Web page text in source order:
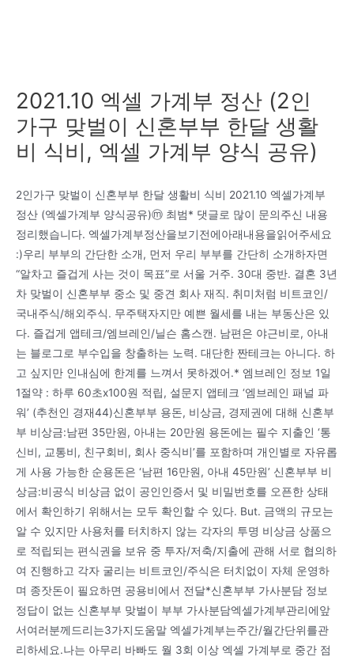
2021.10 엑셀 가계부 정산 (2인
가구 맞벌이 신혼부부 한달 생활
비 식비, 엑셀 가계부 양식 공유)
2인가구 맞벌이 신혼부부 한달 생활비 식비 2021.10 엑셀가계부
정산 (엑셀가계부 양식공유)ⓜ 최범* 댓글로 많이 문의주신 내용
정리했습니다. 엑셀가계부정산을보기전에아래내용을읽어주세요
:)우리 부부의 간단한 소개, 먼저 우리 부부를 간단히 소개하자면
“알차고 즐겁게 사는 것이 목표”로 서울 거주. 30대 중반. 결혼 3년
차 맞벌이 신혼부부 중소 및 중견 회사 재직. 취미처럼 비트코인/
국내주식/해외주식. 무주택자지만 예쁜 월세를 내는 부동산은 있
다. 즐겁게 앱테크/엠브레인/닐슨 홈스캔. 남편은 야근비로, 아내
는 블로그로 부수입을 창출하는 노력. 대단한 짠테크는 아니다. 하
고 싶지만 인내심에 한계를 느껴서 못하겠어.* 엠브레인 정보 1일
1절약 : 하루 60초x100원 적립, 설문지 앱테크 ‘엠브레인 패널 파
워’ (추천인 경재44)신혼부부 용돈, 비상금, 경제권에 대해 신혼부
부 비상금:남편 35만원, 아내는 20만원 용돈에는 필수 지출인 ‘통
신비, 교통비, 친구회비, 회사 중식비’를 포함하며 개인별로 자유롭
게 사용 가능한 순용돈은 ‘남편 16만원, 아내 45만원’ 신혼부부 비
상금:비공식 비상금 없이 공인인증서 및 비밀번호를 오픈한 상태
에서 확인하기 위해서는 모두 확인할 수 있다. But. 금액의 규모는
알 수 있지만 사용처를 터치하지 않는 각자의 투명 비상금 상품으
로 적립되는 편식권을 보유 중 투자/저축/지출에 관해 서로 협의하
여 진행하고 각자 굴리는 비트코인/주식은 터치없이 자체 운영하
며 종잣돈이 필요하면 공용비에서 전달*신혼부부 가사분담 정보
정답이 없는 신혼부부 맞벌이 부부 가사분담엑셀가계부관리에앞
서여러분께드리는3가지도움말 엑셀가계부는주간/월간단위를관
리하세요.나는 아무리 바빠도 월 3회 이상 엑셀 가계부로 중간 점